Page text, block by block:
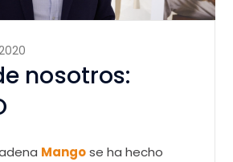
nosotros:
Mangose ha hecho